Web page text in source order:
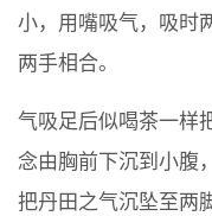
小，用嘴吸气，吸时
两手相合。
气吸足后似喝茶一样
念由胸前下沉到小腹
把丹田之气沉坠至两